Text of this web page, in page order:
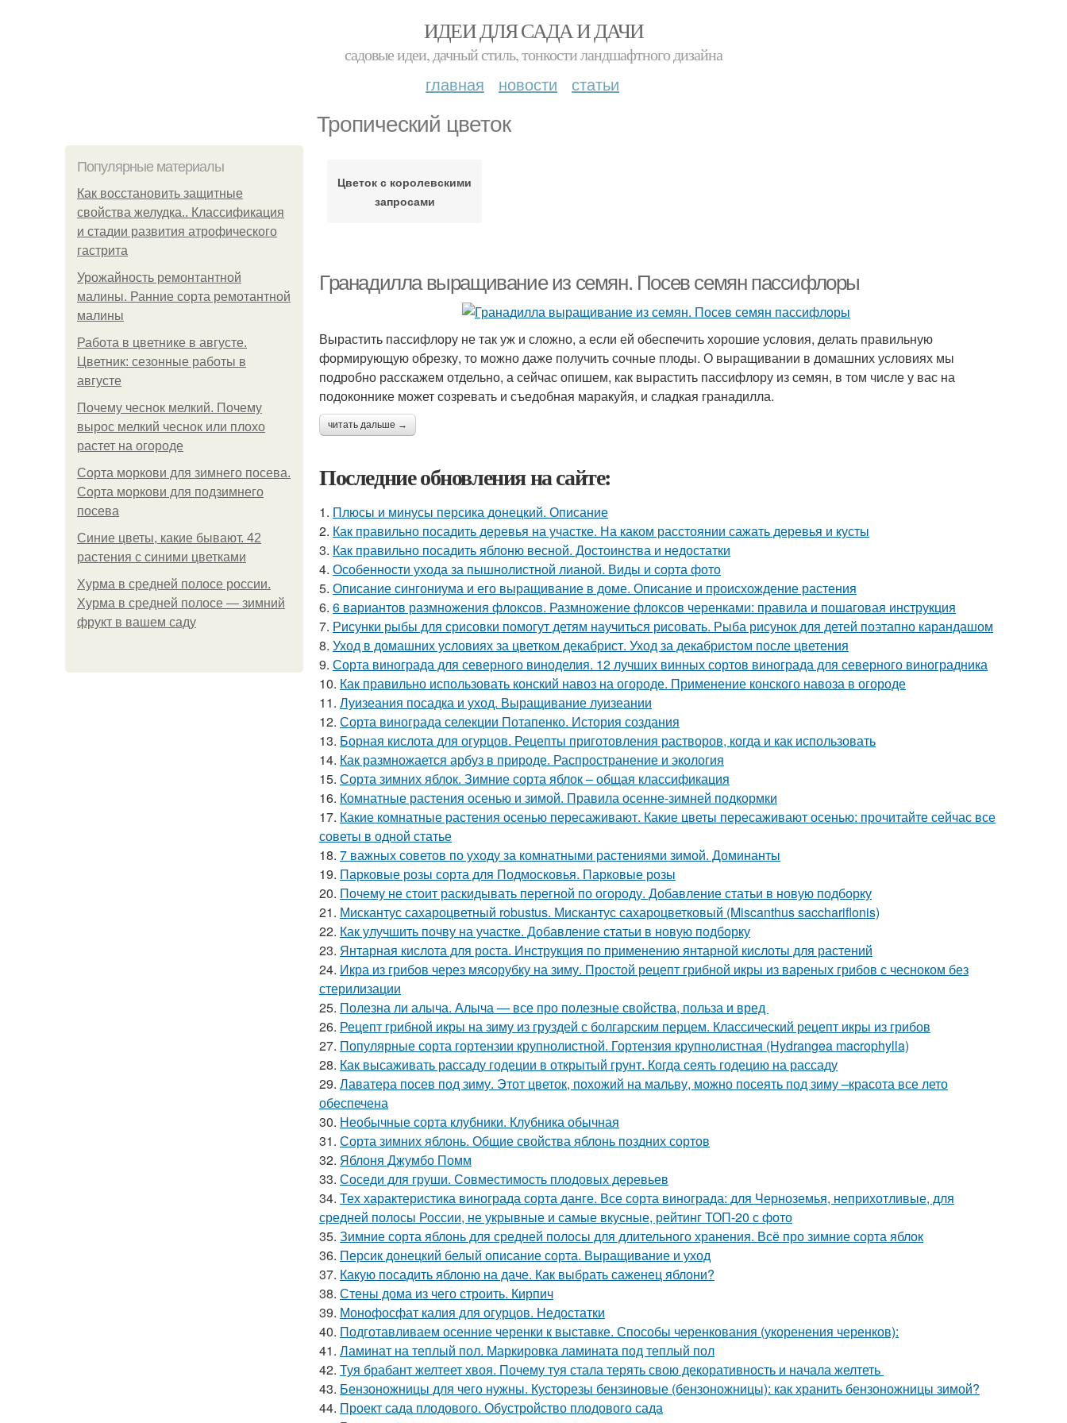
ИДЕИ ДЛЯ САДА И ДАЧИ
садовые идеи, дачный стиль, тонкости ландшафтного дизайна
главная новости статьи
Тропический цветок
Популярные материалы
Как восстановить защитные
свойства желудка.. Классификация
и стадии развития атрофического
гастрита
Урожайность ремонтантной
малины. Ранние сорта ремотантной
малины
Работа в цветнике в августе.
Цветник: сезонные работы в
августе
Почему чеснок мелкий. Почему
вырос мелкий чеснок или плохо
растет на огороде
Сорта моркови для зимнего посева.
Сорта моркови для подзимнего
посева
Синие цветы, какие бывают. 42
растения с синими цветками
Хурма в средней полосе россии.
Хурма в средней полосе — зимний
фрукт в вашем саду
Цветок с королевскими
запросами
Гранадилла выращивание из семян. Посев семян пассифлоры
Вырастить пассифлору не так уж и сложно, а если ей обеспечить хорошие условия, делать правильную
формирующую обрезку, то можно даже получить сочные плоды. О выращивании в домашних условиях мы
подробно расскажем отдельно, а сейчас опишем, как вырастить пассифлору из семян, в том числе у вас на
подоконнике может созревать и съедобная маракуйя, и сладкая гранадилла.
читать дальше →
Последние обновления на сайте:
1. Плюсы и минусы персика донецкий. Описание
2. Как правильно посадить деревья на участке. На каком расстоянии сажать деревья и кусты
3. Как правильно посадить яблоню весной. Достоинства и недостатки
4. Особенности ухода за пышнолистной лианой. Виды и сорта фото
5. Описание сингониума и его выращивание в доме. Описание и происхождение растения
6. 6 вариантов размножения флоксов. Размножение флоксов черенками: правила и пошаговая инструкция
7. Рисунки рыбы для срисовки помогут детям научиться рисовать. Рыба рисунок для детей поэтапно карандашом
8. Уход в домашних условиях за цветком декабрист. Уход за декабристом после цветения
9. Сорта винограда для северного виноделия. 12 лучших винных сортов винограда для северного виноградника
10. Как правильно использовать конский навоз на огороде. Применение конского навоза в огороде
11. Луизеания посадка и уход. Выращивание луизеании
12. Сорта винограда селекции Потапенко. История создания
13. Борная кислота для огурцов. Рецепты приготовления растворов, когда и как использовать
14. Как размножается арбуз в природе. Распространение и экология
15. Сорта зимних яблок. Зимние сорта яблок – общая классификация
16. Комнатные растения осенью и зимой. Правила осенне-зимней подкормки
17. Какие комнатные растения осенью пересаживают. Какие цветы пересаживают осенью: прочитайте сейчас все
советы в одной статье
18. 7 важных советов по уходу за комнатными растениями зимой. Доминанты
19. Парковые розы сорта для Подмосковья. Парковые розы
20. Почему не стоит раскидывать перегной по огороду. Добавление статьи в новую подборку
21. Мискантус сахароцветный robustus. Мискантус сахароцветковый (Miscanthus sacchariflonis)
22. Как улучшить почву на участке. Добавление статьи в новую подборку
23. Янтарная кислота для роста. Инструкция по применению янтарной кислоты для растений
24. Икра из грибов через мясорубку на зиму. Простой рецепт грибной икры из вареных грибов с чесноком без
стерилизации
25. Полезна ли алыча. Алыча — все про полезные свойства, польза и вред
26. Рецепт грибной икры на зиму из груздей с болгарским перцем. Классический рецепт икры из грибов
27. Популярные сорта гортензии крупнолистной. Гортензия крупнолистная (Hydrangea macrophylla)
28. Как высаживать рассаду годеции в открытый грунт. Когда сеять годецию на рассаду
29. Лаватера посев под зиму. Этот цветок, похожий на мальву, можно посеять под зиму –красота все лето
обеспечена
30. Необычные сорта клубники. Клубника обычная
31. Сорта зимних яблонь. Общие свойства яблонь поздних сортов
32. Яблоня Джумбо Помм
33. Соседи для груши. Совместимость плодовых деревьев
34. Тех характеристика винограда сорта данге. Все сорта винограда: для Черноземья, неприхотливые, для
средней полосы России, не укрывные и самые вкусные, рейтинг ТОП-20 с фото
35. Зимние сорта яблонь для средней полосы для длительного хранения. Всё про зимние сорта яблок
36. Персик донецкий белый описание сорта. Выращивание и уход
37. Какую посадить яблоню на даче. Как выбрать саженец яблони?
38. Стены дома из чего строить. Кирпич
39. Монофосфат калия для огурцов. Недостатки
40. Подготавливаем осенние черенки к выставке. Способы черенкования (укоренения черенков):
41. Ламинат на теплый пол. Маркировка ламината под теплый пол
42. Туя брабант желтеет хвоя. Почему туя стала терять свою декоративность и начала желтеть
43. Бензоножницы для чего нужны. Кусторезы бензиновые (бензоножницы): как хранить бензоножницы зимой?
44. Проект сада плодового. Обустройство плодового сада